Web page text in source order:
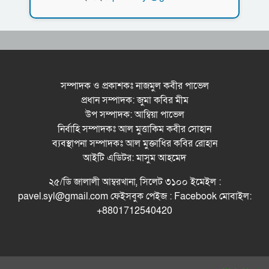
সিলেটে সড়ক দু*র্ঘ*ট*নায় প্রাণ গেল যুবকের
প্রতিযোগিতার পুরষ্কার বিতরণী অনুষ্ঠিত
সিকৃবি’তে জুলাই গণ-অভ্যুত্থান দিবস উপলক্ষে
বৃক্ষরোপণ কর্মসুচি পালন
রসময় মেমোরিয়াল উচ্চ বিদ্যালয়ের নতুন ভবনের
উদ্বোধন করলেন মন্ত্রী মুক্তাদির
বড়লেখায় জুলাই শহীদদের স্মরণে সহকারী শিক্ষক
সমিতির মাসব্যাপী বৃক্ষরোপণ কর্মসূচির উদ্বোধন
সম্পাদক ও প্রকাশকঃ নাজমুল কবীর পাভেল
প্রধান সম্পাদক: জুমা কবির মীম
উপ সম্পাদক: আম্বিয়া পাভেল
নির্বাহি সম্পাদকঃ আল মুত্তাকিম কবীর সোহান
ব্যবস্থাপনা সম্পাদকঃ আল মুক্তাধির কবির রোহান
আইটি এডিটর: মাসুম আহমেদ
২৫/ডি জালালী আম্বরখানা, সিলেট ৩১০০ ইমেইল :
pavel.syl@gmail.com ফেইসবুক পেইজ : Facebook মোবাইল:
+8801712540420